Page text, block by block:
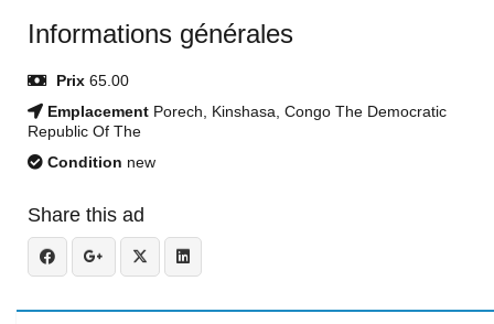
Informations générales
Prix 65.00
Emplacement Porech, Kinshasa, Congo The Democratic
Republic Of The
Condition new
Share this ad